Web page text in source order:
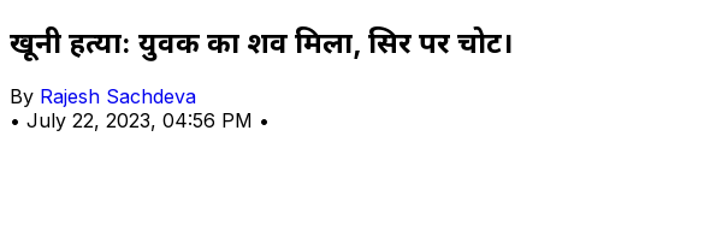
खूनी हत्या: युवक का शव मिला, सिर पर चोटें।
By Rajesh Sachdeva
• July 22, 2023, 04:56 PM •